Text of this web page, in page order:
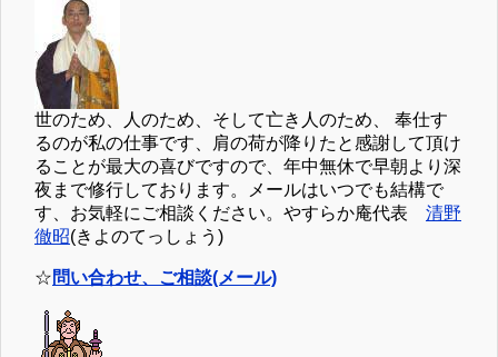
世のため、人のため、そして亡き人のため、 奉仕す
るのが私の仕事です、肩の荷が降りたと感謝して頂け
ることが最大の喜びですので、年中無休で早朝より深
夜まで修行しております。メールはいつでも結構で
す、お気軽にご相談ください。やすらか庵代表 清野
徹昭(きよのてっしょう)
☆問い合わせ、ご相談(メール)